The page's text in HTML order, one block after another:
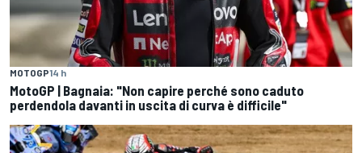
MOTOGP14 h
MotoGP | Bagnaia: "Non capire perché sono caduto
perdendola davanti in uscita di curva è difficile"